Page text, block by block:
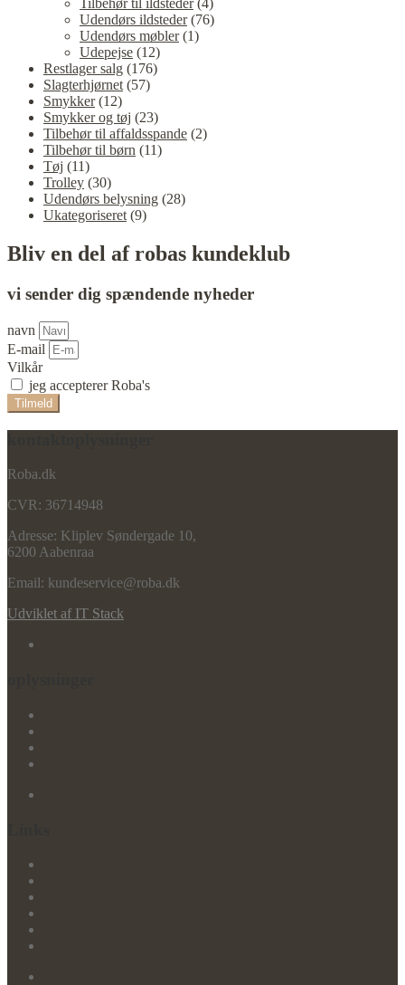
Tilbehør til ildsteder (4)
Udendørs ildsteder (76)
Udendørs møbler (1)
Udepejse (12)
Restlager salg (176)
Slagterhjørnet (57)
Smykker (12)
Smykker og tøj (23)
Tilbehør til affaldsspande (2)
Tilbehør til børn (11)
Tøj (11)
Trolley (30)
Udendørs belysning (28)
Ukategoriseret (9)
Bliv en del af robas kundeklub
vi sender dig spændende nyheder
navn
E-mail
Vilkår
jeg accepterer Roba's
Tilmeld
Roba.dk
CVR: 36714948
Adresse: Kliplev Søndergade 10,
6200 Aabenraa
Email: kundeservice@roba.dk
Udviklet af IT Stack